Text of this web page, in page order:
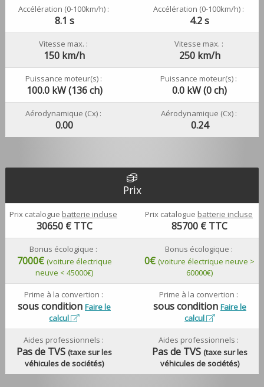
Accélération (0-100km/h) :
8.1 s
Accélération (0-100km/h) :
4.2 s
Vitesse max. :
150 km/h
Vitesse max. :
250 km/h
Puissance moteur(s) :
100.0 kW (136 ch)
Puissance moteur(s) :
0.0 kW (0 ch)
Aérodynamique (Cx) :
0.00
Aérodynamique (Cx) :
0.24
Prix
Prix catalogue batterie incluse
30650 € TTC
Prix catalogue batterie incluse
85700 € TTC
Bonus écologique :
7000€ (voiture électrique
neuve < 45000€)
Bonus écologique :
0€(voiture électrique neuve >
60000€)
Prime à la convertion :
sous conditionFaire le
calcul
Prime à la convertion :
sous condition Faire le
calcul
Aides professionnels :
Pas de TVS (taxe sur les
véhicules de sociétés)
Aides professionnels :
Pas de TVS (taxe sur les
véhicules de sociétés)